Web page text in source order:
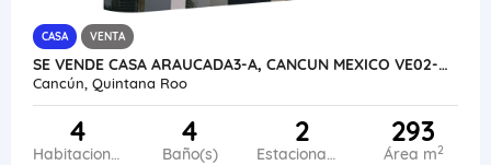
CASA VENTA
SE VENDE CASA ARAUCADA3-A, CANCUN MEXICO VE02-400MEX-CO
Cancún, Quintana Roo
4
Habitaciones
4
Baño(s)
2
Estacionamiento
293
Área m2